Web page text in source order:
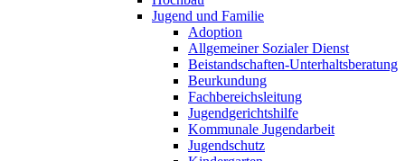
Jugend und Familie
Adoption
Allgemeiner Sozialer Dienst
Beistandschaften-Unterhaltsberatung
Beurkundung
Fachbereichsleitung
Jugendgerichtshilfe
Kommunale Jugendarbeit
Jugendschutz